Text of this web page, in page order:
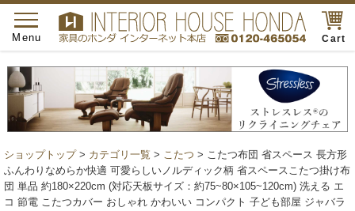
Cart
toggle
navigation
Menu
ショップトップ> カテゴリ一覧 > こたつ > こたつ布団 省スペース 長方形
ふんわりなめらか快適 可愛らしいノルディック柄 省スペースこたつ掛け布
団 単品 約180×220cm (対応天板サイズ：約75~80×105~120cm) 洗える エ
コ 節電 こたつカバー おしゃれ かわいい コンパクト 子ども部屋 ジャバラ